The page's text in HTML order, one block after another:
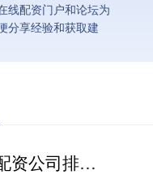
线配资门户和论坛为
分享经验和获取建
南平股票配资公司排名-正规实盘配资平台推荐